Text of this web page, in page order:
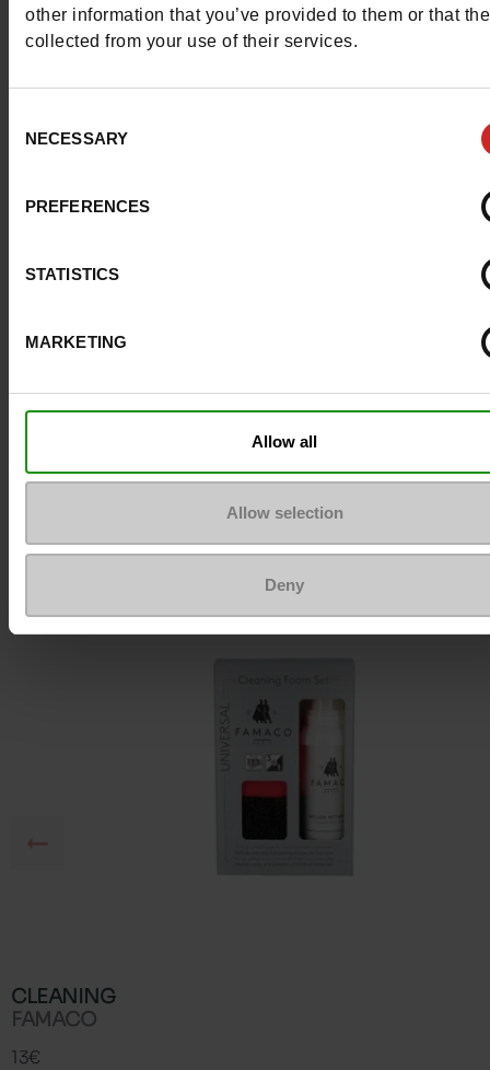
other information that you’ve provided to them or that
collected from your use of their services.
Selection
NECESSARY
PREFERENCES
STATISTICS
MARKETING
Allow all
Allow selection
Deny
Breedte van de Raad normal
Waterbestendig Neen
Eco-score
Uitneembare zool
Om ze zo goed als nieuw te houden
CLEANING
FAMACO
13€